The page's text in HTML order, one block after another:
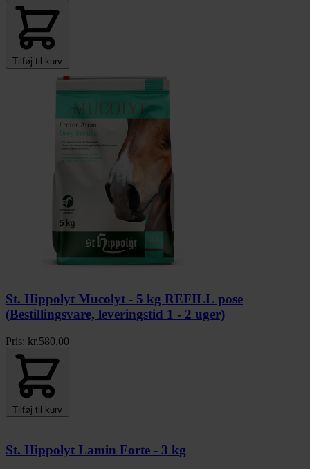
Tilføj til kurv
St. Hippolyt Mucolyt - 5 kg REFILL pose
(Bestillingsvare, leveringstid 1 - 2 uger)
Pris: kr.580,00
Tilføj til kurv
St. Hippolyt Lamin Forte - 3 kg